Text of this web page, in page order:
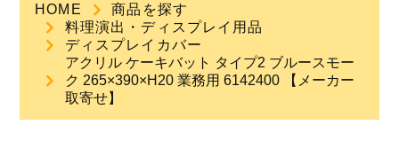
商品一覧
ご利用ガイド
HOME
商品を探す
料理演出・ディスプレイ用品
ディスプレイカバー
アクリル ケーキバット タイプ2 ブルースモー
ク 265×390×H20 業務用 6142400 【メーカー
取寄せ】